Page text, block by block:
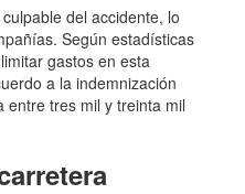
del accidente, lo
Según estadísticas
gastos en esta
a la indemnización
entre tres mil y treinta mil